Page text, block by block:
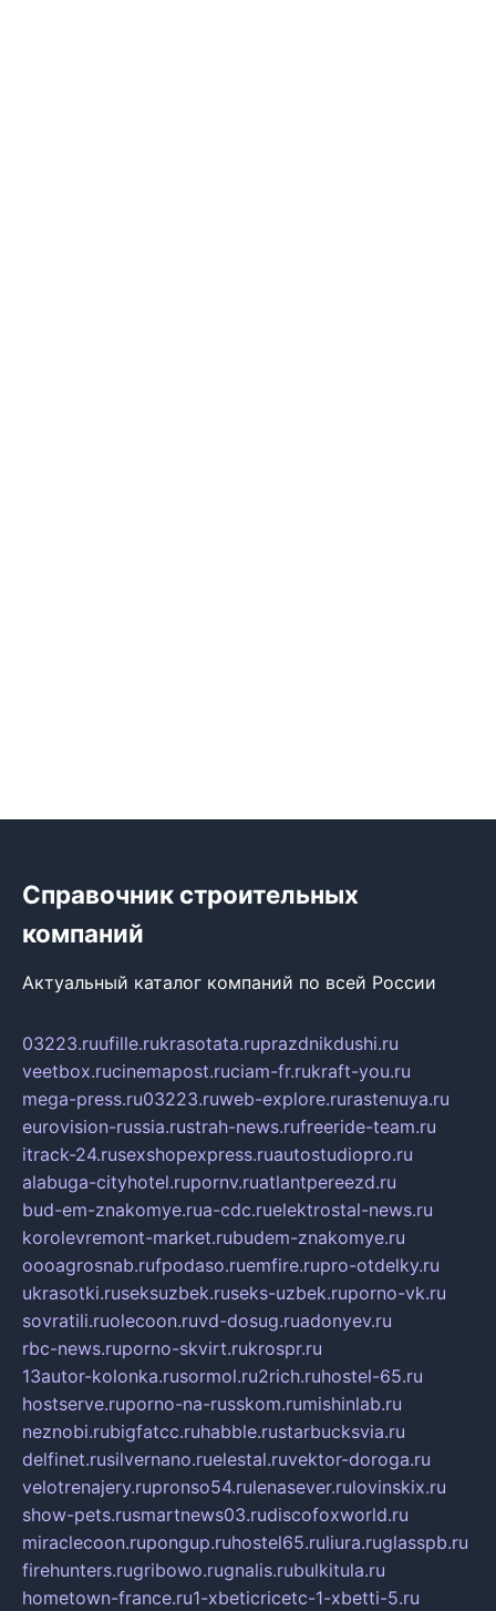
Справочник строительных
компаний
Актуальный каталог компаний по всей России
03223.ruufille.rukrasotata.ruprazdnikdushi.ru
veetbox.rucinemapost.ruciam-fr.rukraft-you.ru
mega-press.ru03223.ruweb-explore.rurastenuya.ru
eurovision-russia.rustrah-news.rufreeride-team.ru
itrack-24.rusexshopexpress.ruautostudiopro.ru
alabuga-cityhotel.rupornv.ruatlantpereezd.ru
bud-em-znakomye.rua-cdc.ruelektrostal-news.ru
korolevremont-market.rubudem-znakomye.ru
oooagrosnab.rufpodaso.ruemfire.rupro-otdelky.ru
ukrasotki.ruseksuzbek.ruseks-uzbek.ruporno-vk.ru
sovratili.ruolecoon.ruvd-dosug.ruadonyev.ru
rbc-news.ruporno-skvirt.rukrospr.ru
13autor-kolonka.rusormol.ru2rich.ruhostel-65.ru
hostserve.ruporno-na-russkom.rumishinlab.ru
neznobi.rubigfatcc.ruhabble.rustarbucksvia.ru
delfinet.rusilvernano.ruelestal.ruvektor-doroga.ru
velotrenajery.rupronso54.rulenasever.rulovinskix.ru
show-pets.rusmartnews03.rudiscofoxworld.ru
miraclecoon.rupongup.ruhostel65.ruliura.ruglasspb.ru
firehunters.rugribowo.rugnalis.rubulkitula.ru
hometown-france.ru1-xbeticricetc-1-xbetti-5.ru